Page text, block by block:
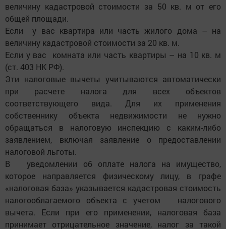
величину кадастровой стоимости за 50 кв. м от его
общей площади.
Если у вас квартира или часть жилого дома – на
величину кадастровой стоимости за 20 кв. м.
Если у вас комната или часть квартиры – на 10 кв. м
(ст. 403 НК РФ).
Эти налоговые вычеты учитываются автоматически
при расчете налога для всех объектов
соответствующего вида. Для их применения
собственнику объекта недвижимости не нужно
обращаться в налоговую инспекцию с каким-либо
заявлением, включая заявление о предоставлении
налоговой льготы.
В уведомлении об оплате налога на имущество,
которое направляется физическому лицу, в графе
«налоговая база» указывается кадастровая стоимость
налогооблагаемого объекта с учетом налогового
вычета. Если при его применении, налоговая база
принимает отрицательное значение, налог за такой